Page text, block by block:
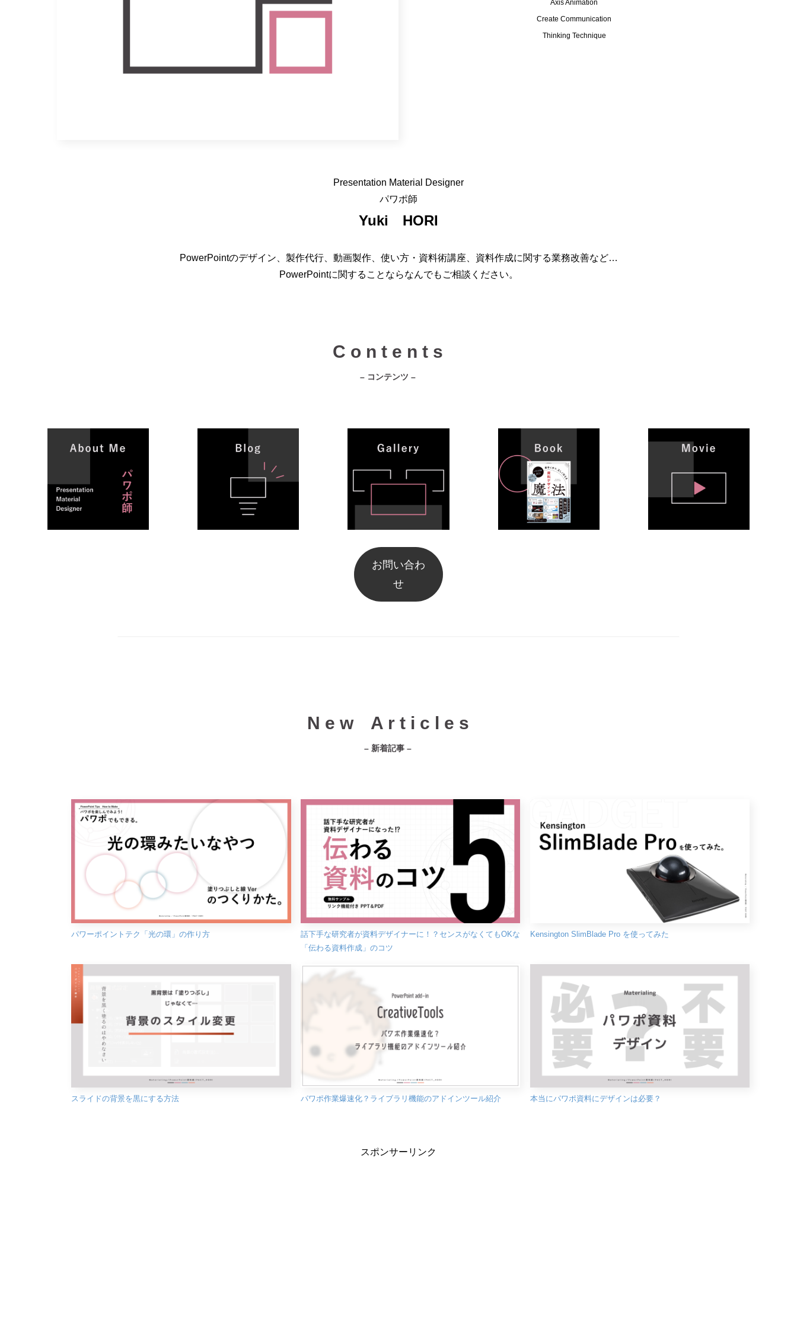
Axis Animation
Create Communication
Thinking Technique
Presentation Material Designer
パワポ師
Yuki HORI
PowerPointのデザイン、製作代行、動画製作、使い方・資料術講座、資料作成に関する業務改善など…
PowerPointに関することならなんでもご相談ください。
C o n t e n t s
– コンテンツ –
お問い合わ
せ
N e w A r t i c l e s
– 新着記事 –
パワーポイントテク「光の環」の作り方
話下手な研究者が資料デザイナーに！？センスがなくてもOKな
「伝わる資料作成」のコツ
Kensington SlimBlade Pro を使ってみた
スライドの背景を黒にする方法 パワポ作業爆速化？ライブラリ機能のアドインツール紹介 本当にパワポ資料にデザインは必要？
スポンサーリンク